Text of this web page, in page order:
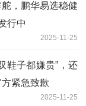
，鹏华易选稳健
行中
2025-11-25
鞋子都嫌贵”，还
紧急致歉
2025-11-25